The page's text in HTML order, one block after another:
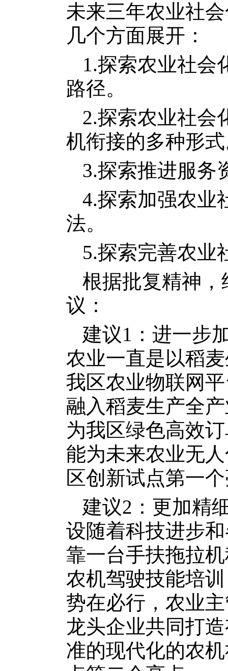
未来三年农业社
几个方面展开：
1.探索农业社会
路径。
2.探索农业社会
机衔接的多种形
3.探索推进服务
4.探索加强农业
法。
5.探索完善农业
根据批复精神
议：
建议1：进一步
农业一直是以稻
我区农业物联网
融入稻麦生产全
为我区绿色高效
能为未来农业无
区创新试点第一
建议2：更加精
设随着科技进步
靠一台手扶拖拉
农机驾驶技能培
势在必行，农业
龙头企业共同打
准的现代化的农